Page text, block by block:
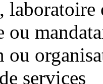
laboratoire
ou
ou
services